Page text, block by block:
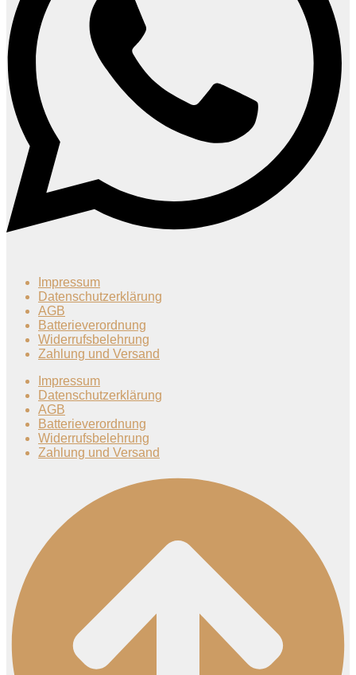
Impressum
Datenschutzerklärung
AGB
Batterieverordnung
Widerrufsbelehrung
Zahlung und Versand
Impressum
Datenschutzerklärung
AGB
Batterieverordnung
Widerrufsbelehrung
Zahlung und Versand